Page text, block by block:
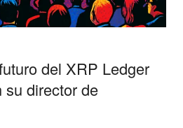
del XRP Ledger
su director de